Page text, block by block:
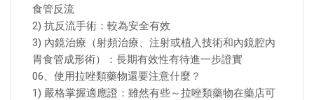
食管反流
2) 抗反流手術：較為安全有效
3) 內鏡治療（射頻治療、注射或植入技術和內鏡腔內
胃食管成形術）：長期有效性有待進一步證實
06、使用拉唑類藥物還要注意什麼？
1) 嚴格掌握適應證：雖然有些～拉唑類藥物在藥店可